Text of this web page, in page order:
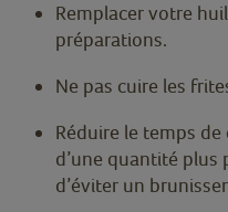
Remplacer votre
préparations.
Ne pas cuire les
Réduire le temps
d’une quantité plus
d’éviter un